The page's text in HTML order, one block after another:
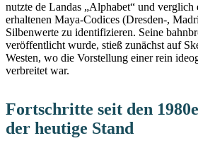
nutzte de Landas „Alphabet“ und verglich
erhaltenen Maya-Codices (Dresden-,
Silbenwerte zu identifizieren. Seine
veröffentlicht wurde, stieß zunächst auf
Westen, wo die Vorstellung einer rein
verbreitet war.
Fortschritte seit den
der heutige Stand